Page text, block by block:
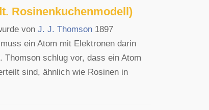
Rosinenkuchenmodell)
von J. J. Thomson 1897
ein Atom mit Elektronen darin
schlug vor, dass ein Atom
sind, ähnlich wie Rosinen in